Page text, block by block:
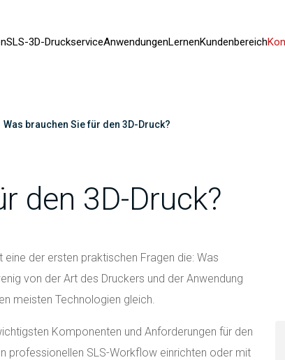
SLS-3D-DruckserviceAnwendungenLernenKundenbereich
Was brauchen Sie für den 3D-Druck?
den 3D-Druck?
der ersten praktischen Fragen die: Was
von der Art des Druckers und der Anwendung
meisten Technologien gleich.
Komponenten und Anforderungen für den
professionellen SLS-Workflow einrichten oder mit